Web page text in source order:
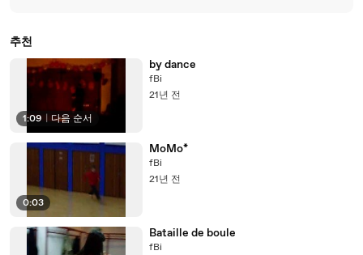
추천
1:09 다음 순서
by dance
fBi
21년 전
0:03
MoMo*
fBi
21년 전
Bataille de boule
fBi